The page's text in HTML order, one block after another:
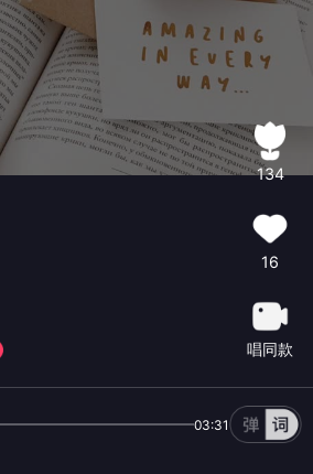
134
16
唱同款
03:31